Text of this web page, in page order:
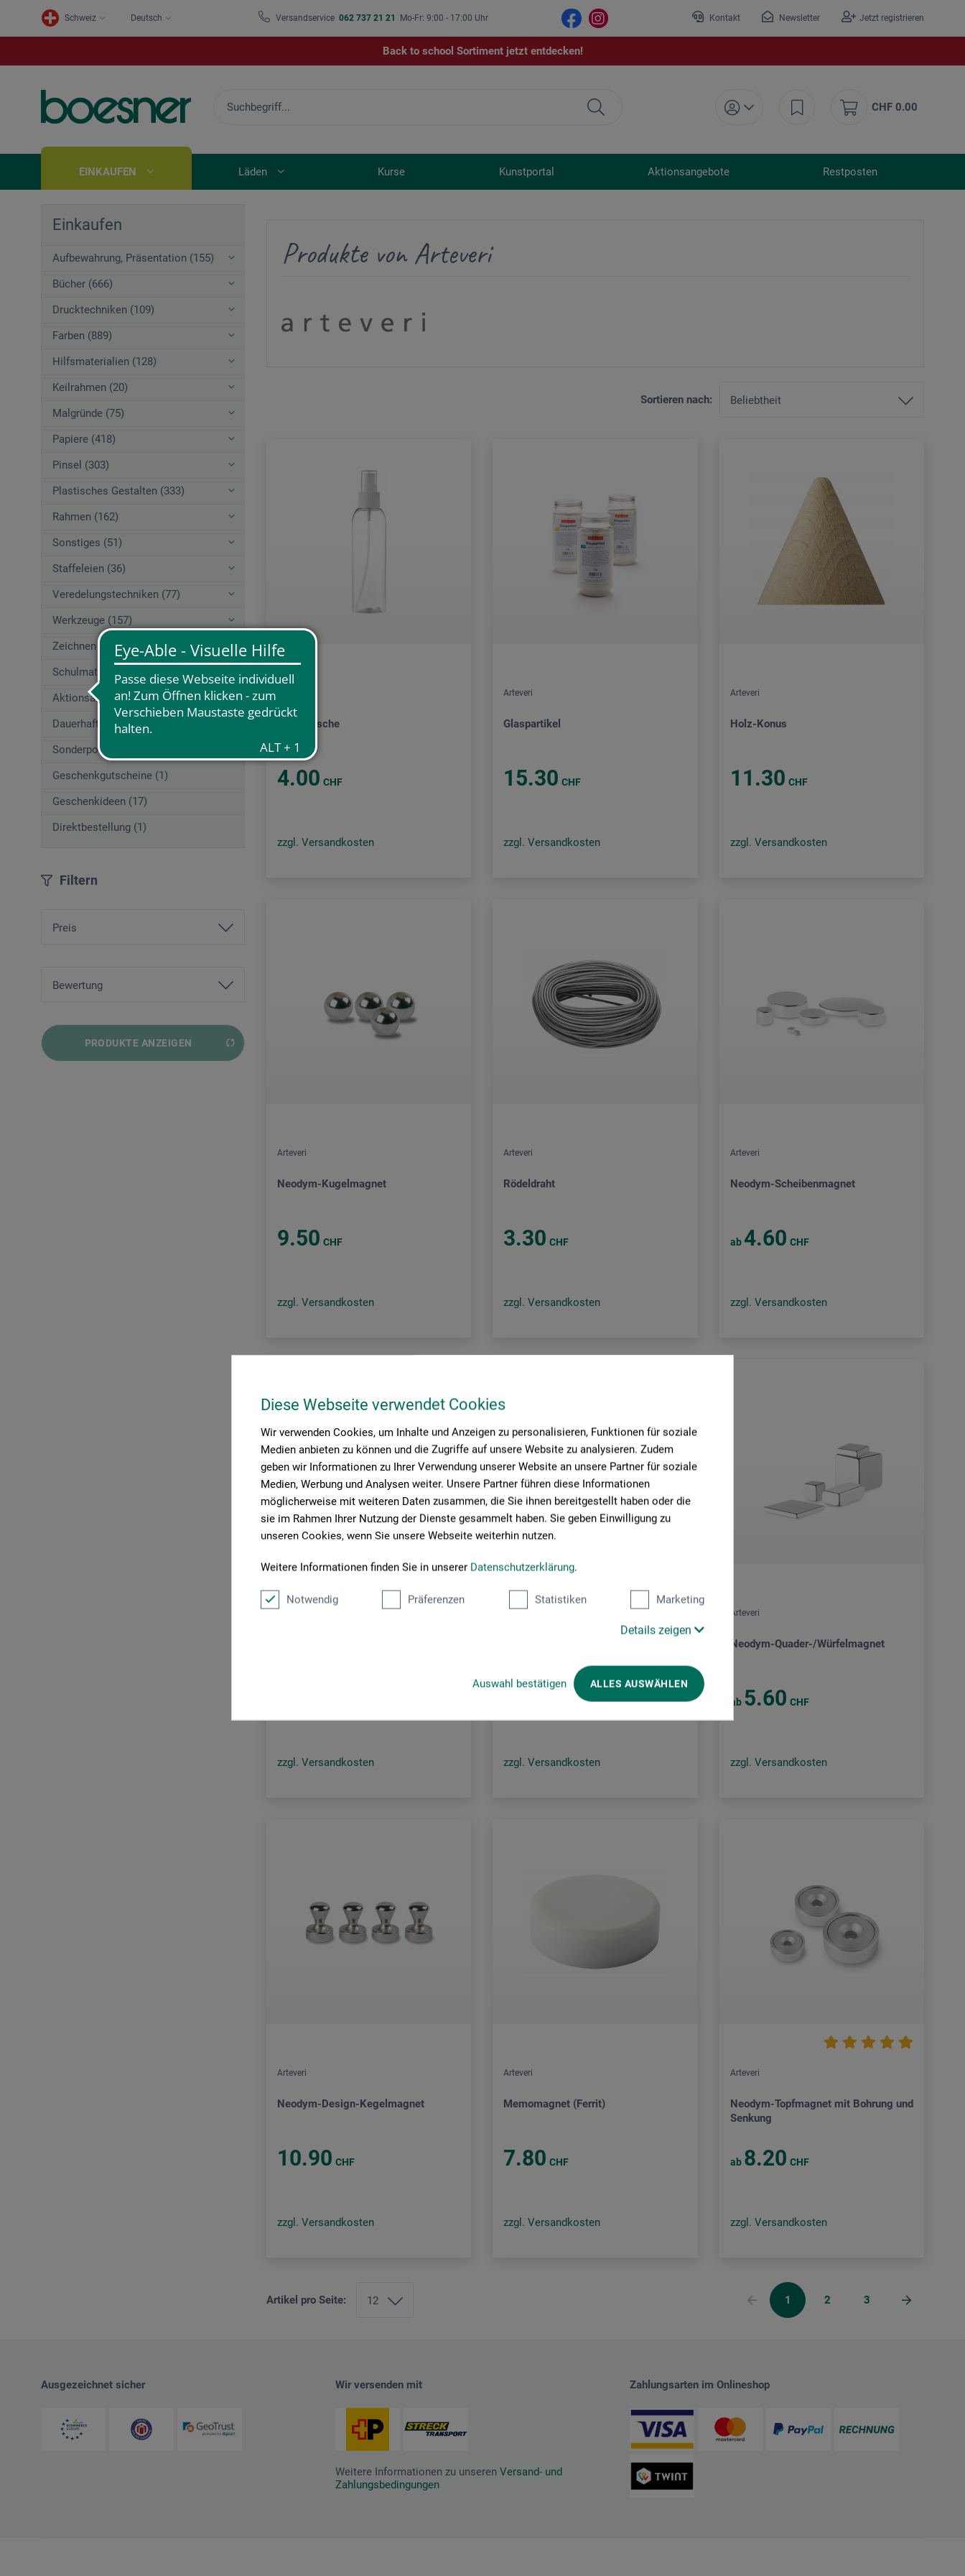
Diese Webseite verwendet Cookies
Wir verwenden Cookies, um Inhalte und Anzeigen zu personalisieren, Funktionen für soziale
Medien anbieten zu können und die Zugriffe auf unsere Website zu analysieren. Zudem
geben wir Informationen zu Ihrer Verwendung unserer Website an unsere Partner für soziale
Medien, Werbung und Analysen weiter. Unsere Partner führen diese Informationen
möglicherweise mit weiteren Daten zusammen, die Sie ihnen bereitgestellt haben oder die
sie im Rahmen Ihrer Nutzung der Dienste gesammelt haben. Sie geben Einwilligung zu
unseren Cookies, wenn Sie unsere Webseite weiterhin nutzen.
Weitere Informationen finden Sie in unserer Datenschutzerklärung.
Notwendig Präferenzen Statistiken Marketing
Details zeigen
Auswahl bestätigen ALLES AUSWÄHLEN
Schweiz Deutsch Versandservice 062 737 21 21 Mo-Fr: 9:00 - 17:00 Uhr Kontakt Newsletter Jetzt registrieren
Back to school Sortiment jetzt entdecken!
CHF 0.00
EINKAUFEN Läden Kurse Kunstportal Aktionsangebote Restposten
Einkaufen
Aufbewahrung, Präsentation (155)
Bücher (666)
Drucktechniken (109)
Farben (889)
Hilfsmaterialien (128)
Keilrahmen (20)
Malgründe (75)
Papiere (418)
Pinsel (303)
Plastisches Gestalten (333)
Rahmen (162)
Sonstiges (51)
Staffeleien (36)
Veredelungstechniken (77)
Werkzeuge (157)
Zeichnen (662)
Schulmaterial (54)
Aktionsangebote (29)
Dauerhaft Günstig
Sonderposten
Geschenkgutscheine (1)
Geschenkideen (17)
Direktbestellung (1)
Filtern
Preis
Bewertung
und mehr
PRODUKTE ANZEIGEN
Produkte von Arteveri
Sortieren nach:
Sprühflasche
4.00 CHF
zzgl. Versandkosten
Arteveri
Glaspartikel
15.30 CHF
zzgl. Versandkosten
Arteveri
Holz-Konus
11.30 CHF
zzgl. Versandkosten
Arteveri
Neodym-Kugelmagnet
9.50 CHF
zzgl. Versandkosten
Arteveri
Rödeldraht
3.30 CHF
zzgl. Versandkosten
Arteveri
Neodym-Scheibenmagnet
ab 4.60 CHF
zzgl. Versandkosten
zzgl. Versandkosten
6.90 CHF
zzgl. Versandkosten
Arteveri
Neodym-Quader-/Würfelmagnet
ab 5.60 CHF
zzgl. Versandkosten
Arteveri
Neodym-Design-Kegelmagnet
10.90 CHF
zzgl. Versandkosten
Arteveri
Memomagnet (Ferrit)
7.80 CHF
zzgl. Versandkosten
Arteveri
Neodym-Topfmagnet mit Bohrung und
Senkung
ab 8.20 CHF
zzgl. Versandkosten
Artikel pro Seite: 1 2 3
Ausgezeichnet sicher Wir versenden mit
Weitere Informationen zu unseren Versand- und
Zahlungsbedingungen
Zahlungsarten im Onlineshop